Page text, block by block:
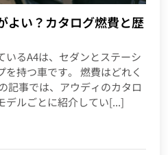
よい？カタログ燃費と歴
いるA4は、セダンとステーシ
を持つ車です。 燃費はどれく
記事では、アウディのカタロ
デルごとに紹介してい[...]